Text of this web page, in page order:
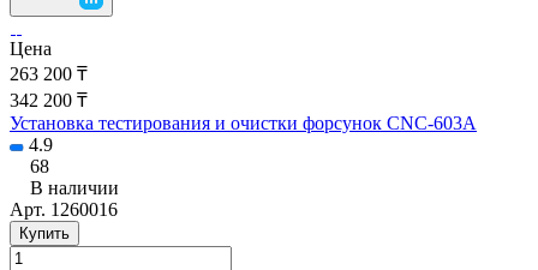
Цена
263 200 ₸
342 200 ₸
Установка тестирования и очистки форсунок CNC-603A
4.9
68
В наличии
Арт. 1260016
Купить